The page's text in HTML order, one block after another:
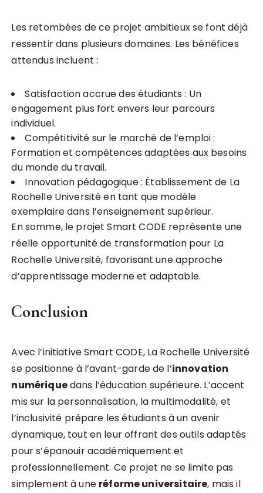
Les retombées de ce projet ambitieux se font déjà
ressentir dans plusieurs domaines. Les bénéfices
attendus incluent :
Satisfaction accrue des étudiants : Un
engagement plus fort envers leur parcours
individuel.
Compétitivité sur le marché de l’emploi :
Formation et compétences adaptées aux besoins
du monde du travail.
Innovation pédagogique : Établissement de La
Rochelle Université en tant que modèle
exemplaire dans l’enseignement supérieur.
En somme, le projet Smart CODE représente une
réelle opportunité de transformation pour La
Rochelle Université, favorisant une approche
d’apprentissage moderne et adaptable.
Conclusion
Avec l’initiative Smart CODE, La Rochelle Université
se positionne à l’avant-garde de l’innovation
numériquedans l’éducation supérieure. L’accent
mis sur la personnalisation, la multimodalité, et
l’inclusivité prépare les étudiants à un avenir
dynamique, tout en leur offrant des outils adaptés
pour s’épanouir académiquement et
professionnellement. Ce projet ne se limite pas
simplement à une réformeuniversitaire, mais il